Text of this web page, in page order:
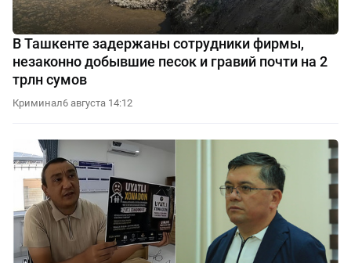
В Ташкенте задержаны сотрудники фирмы,
незаконно добывшие песок и гравий почти на 2
трлн сумов
Криминал6 августа 14:12